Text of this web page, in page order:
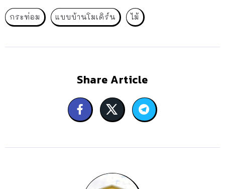
กระท่อม แบบบ้านโมเดิร์น ไม้
Share Article